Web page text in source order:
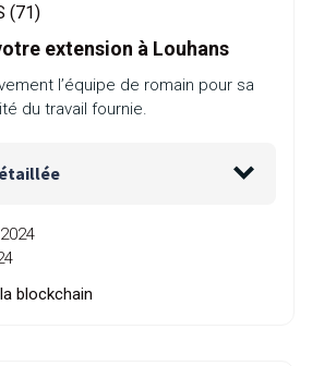
(71)
extension à Louhans
l’équipe de romain pour sa
du travail fournie.
blockchain